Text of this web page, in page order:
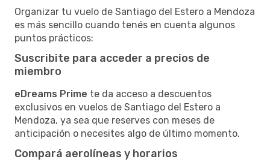
Organizar tu vuelo de Santiago del Estero a Mendoza
es más sencillo cuando tenés en cuenta algunos
puntos prácticos:
Suscribite para acceder a precios de
miembro
eDreams Prime te da acceso a descuentos
exclusivos en vuelos de Santiago del Estero a
Mendoza, ya sea que reserves con meses de
anticipación o necesites algo de último momento.
Compará aerolíneas y horarios